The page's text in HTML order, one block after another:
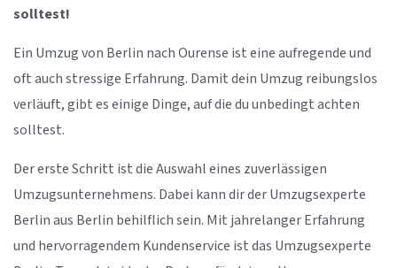
solltest!
Ein Umzug von Berlin nach Ourense ist eine aufregende und
oft auch stressige Erfahrung. Damit dein Umzug reibungslos
verläuft, gibt es einige Dinge, auf die du unbedingt achten
solltest.
Der erste Schritt ist die Auswahl eines zuverlässigen
Umzugsunternehmens. Dabei kann dir der Umzugsexperte
Berlin aus Berlin behilflich sein. Mit jahrelanger Erfahrung
und hervorragendem Kundenservice ist das Umzugsexperte